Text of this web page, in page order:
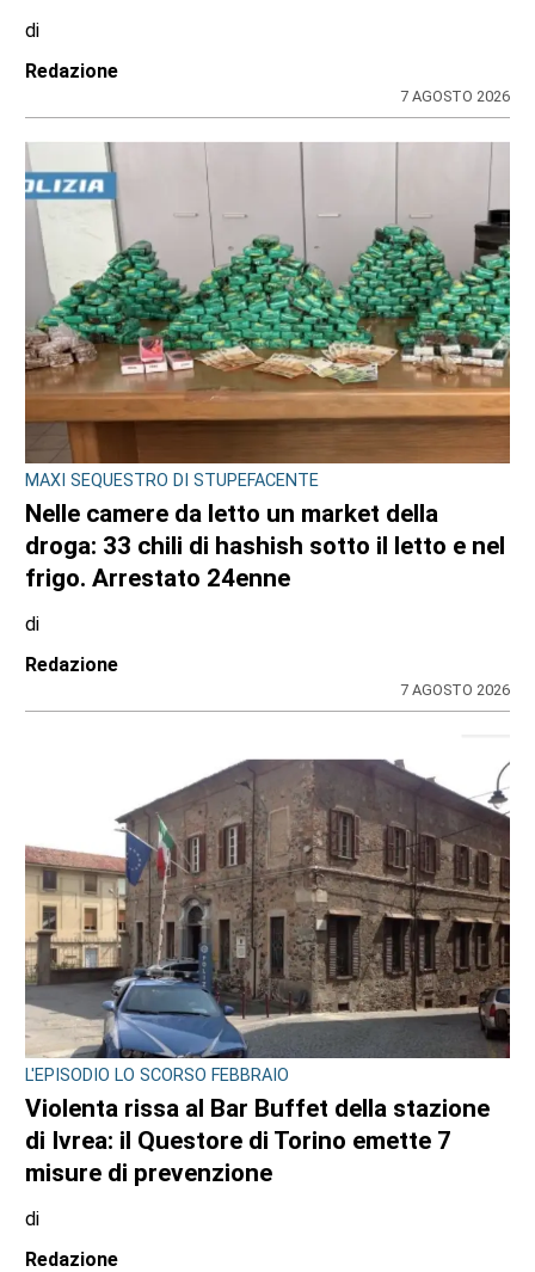
di
Redazione
7 AGOSTO 2026
MAXI SEQUESTRO DI STUPEFACENTE
Nelle camere da letto un market della
droga: 33 chili di hashish sotto il letto e nel
frigo. Arrestato 24enne
di
Redazione
7 AGOSTO 2026
L'EPISODIO LO SCORSO FEBBRAIO
Violenta rissa al Bar Buffet della stazione
di Ivrea: il Questore di Torino emette 7
misure di prevenzione
di
Redazione